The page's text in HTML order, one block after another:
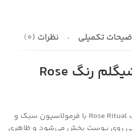
تکمیلی نظرات (0)
رژ گونه مایع شیگلم رنگ Rose
رژ گونه مایع شیگلم رنگ Rose Ritual با فرمولاسیون سبک و
روی پوست پخش می‌شود و ظاهری